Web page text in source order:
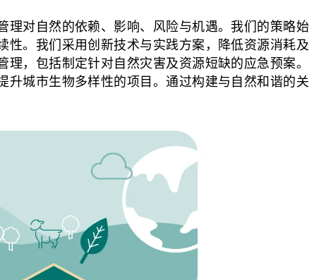
对自然的依赖、影响、风险与机遇。我们的策略
。我们采用创新技术与实践方案，降低资源消耗
，包括制定针对自然灾害及资源短缺的应急预案
城市生物多样性的项目。通过构建与自然和谐的